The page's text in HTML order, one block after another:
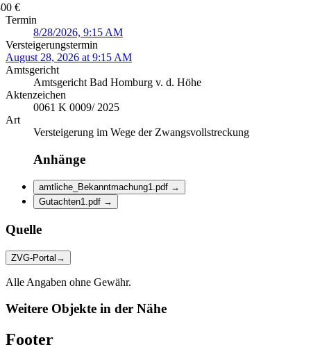
€
Termin
8/28/2026, 9:15 AM
Versteigerungstermin
August 28, 2026 at 9:15 AM
Amtsgericht
Amtsgericht Bad Homburg v. d. Höhe
Aktenzeichen
0061 K 0009/ 2025
Art
Versteigerung im Wege der Zwangsvollstreckung
Anhänge
amtliche_Bekanntmachung1.pdf →
Gutachten1.pdf →
Quelle
ZVG-Portal →
Alle Angaben ohne Gewähr.
Weitere Objekte in der Nähe
Footer